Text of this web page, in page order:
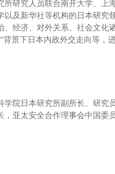
研究人员联合南开大学、上
以及新华社等机构的日本研究
、经济、对外关系、社会文化
背景下日本内政外交走向等，
院日本研究所副所长、研究
亚太安全合作理事会中国委